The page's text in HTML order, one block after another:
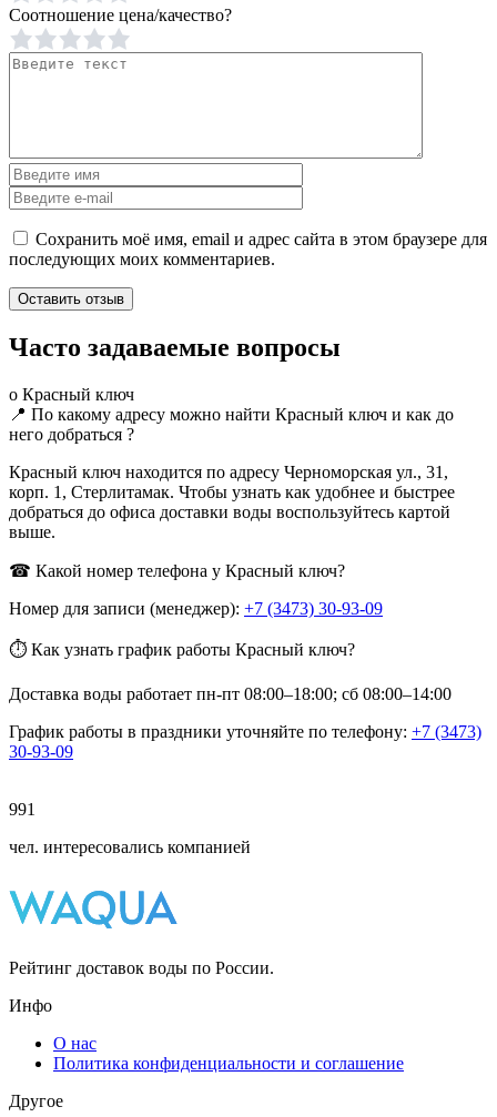
Соотношение цена/качество?
Сохранить моё имя, email и адрес сайта в этом браузере для
последующих моих комментариев.
Часто задаваемые вопросы
о Красный ключ
📍 По какому адресу можно найти Красный ключ и как до
него добраться ?
Красный ключ находится по адресу Черноморская ул., 31,
корп. 1, Стерлитамак. Чтобы узнать как удобнее и быстрее
добраться до офиса доставки воды воспользуйтесь картой
выше.
☎ Какой номер телефона у Красный ключ?
Номер для записи (менеджер): +7 (3473) 30-93-09
⏱ Как узнать график работы Красный ключ?
Доставка воды работает пн-пт 08:00–18:00; сб 08:00–14:00
График работы в праздники уточняйте по телефону: +7 (3473)
30-93-09
991
чел. интересовались компанией
Рейтинг доставок воды по России.
Инфо
О нас
Политика конфиденциальности и соглашение
Другое